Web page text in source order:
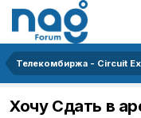
Телекомбиржа - Circuit
Хочу Сдать в